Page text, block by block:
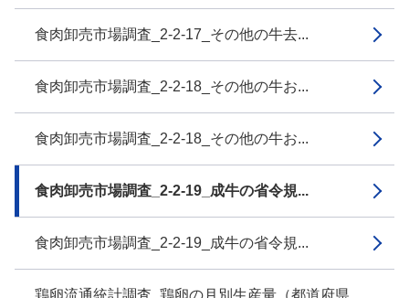
食肉卸売市場調査_2-2-17_その他の牛去...
食肉卸売市場調査_2-2-18_その他の牛お...
食肉卸売市場調査_2-2-18_その他の牛お...
食肉卸売市場調査_2-2-19_成牛の省令規...
食肉卸売市場調査_2-2-19_成牛の省令規...
鶏卵流通統計調査_鶏卵の月別生産量（都道府県